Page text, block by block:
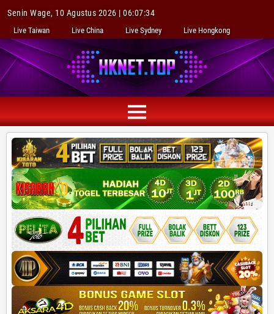
Senin Wage, 10 Agustus 2026 | 06:07:35
Live Taiwan Live China Live Sydney Live Hongkong